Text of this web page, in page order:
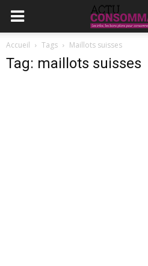
Accueil Tags Maillots suisses
Tag: maillots suisses